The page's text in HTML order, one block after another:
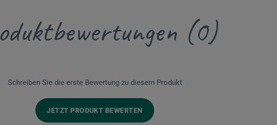
(0)
Schreiben Sie die erste Bewertung zu diesem Produkt
JETZT PRODUKT BEWERTEN